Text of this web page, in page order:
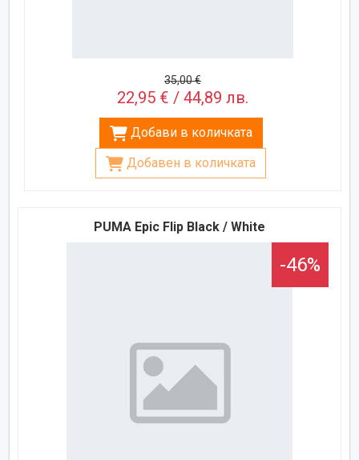
35,00 €
22,95 € / 44,89 лв.
Добави в количката
Добавен в количката
PUMA Epic Flip Black / White
-46%